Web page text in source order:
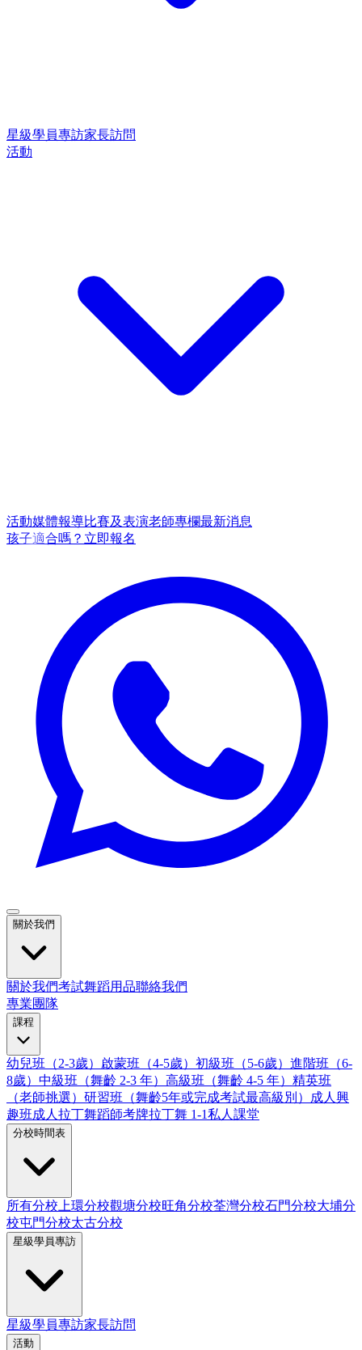
星級學員專訪家長訪問
活動
活動媒體報導比賽及表演老師專欄最新消息
孩子適合嗎？ 立即報名
關於我們
關於我們考試舞蹈用品聯絡我們
專業團隊
課程
幼兒班（2-3歲） 啟蒙班（4-5歲） 初級班（5-6歲） 進階班（6-
8歲） 中級班（舞齡 2-3 年） 高級班（舞齡 4-5 年） 精英班
（老師挑選） 研習班（舞齡5年或完成考試最高級別）
成人興
趣班成人拉丁舞蹈師考牌拉丁舞 1-1私人課堂
分校時間表
所有分校 上環分校觀塘分校旺角分校荃灣分校石門分校大埔分
校屯門分校太古分校
星級學員專訪
星級學員專訪家長訪問
活動